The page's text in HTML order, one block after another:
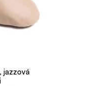
jazzová